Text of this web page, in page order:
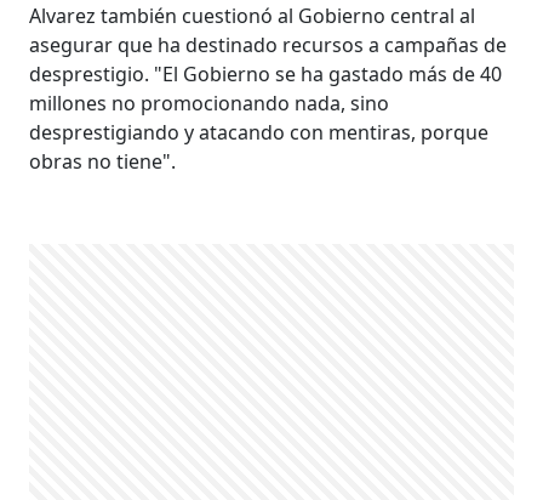
Alvarez también cuestionó al Gobierno central al
asegurar que ha destinado recursos a campañas de
desprestigio. "El Gobierno se ha gastado más de 40
millones no promocionando nada, sino
desprestigiando y atacando con mentiras, porque
obras no tiene".